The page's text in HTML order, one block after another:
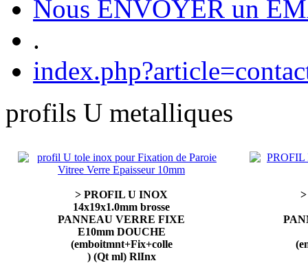
Nous ENVOYER un
.
profils U metalliques
> PROFIL U INOX
14x19x1.0mm brosse
PANNEAU VERRE FIXE
E10mm DOUCHE
(emboitmnt+Fix+colle
) (Qt ml) RlInx